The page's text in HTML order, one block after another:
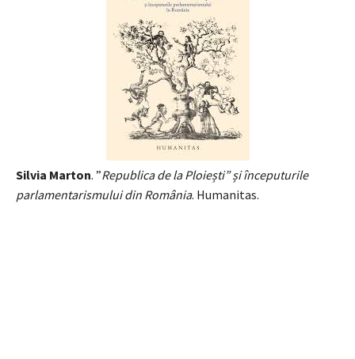
Silvia Marton. ”Republica de la Ploiești” și începuturile
parlamentarismului din România. Humanitas.